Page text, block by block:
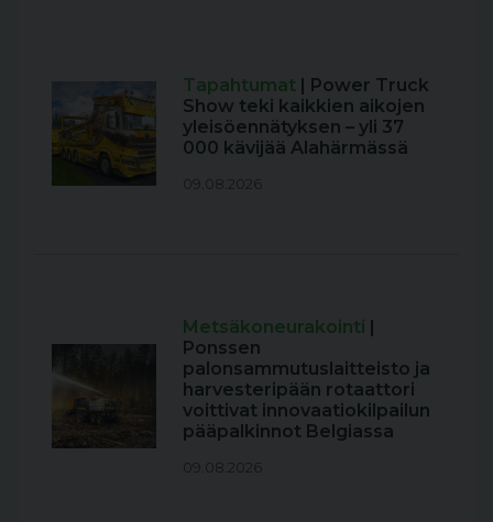
Tapahtumat | Power Truck
Show teki kaikkien aikojen
yleisöennätyksen – yli 37
000 kävijää Alahärmässä
09.08.2026
Metsäkoneurakointi |
Ponssen
palonsammutuslaitteisto ja
harvesteripään rotaattori
voittivat innovaatiokilpailun
pääpalkinnot Belgiassa
09.08.2026